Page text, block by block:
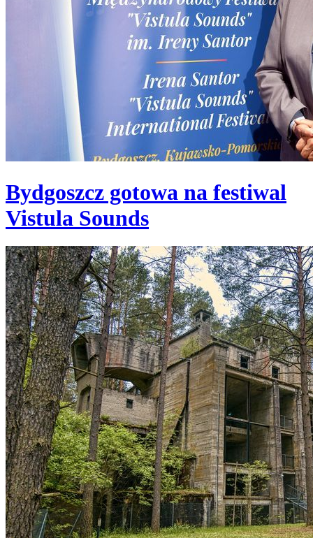
Bydgoszcz gotowa na festiwal
Vistula Sounds